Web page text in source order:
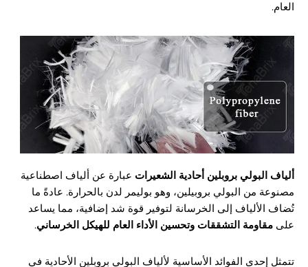
العام.
ألياف البولي بروبلين أحادية الشعيرات عبارة عن ألياف اصطناعية
مصنوعة من البولي بروبيلين، وهو بوليمر لدن بالحرارة. عادةً ما
تُضاف الألياف إلى الخرسانة لتوفير قوة شد إضافية، مما يساعد
على مقاومة التشققات وتحسين الأداء العام للهيكل الخرساني.
تتمثل إحدى الفوائد الأساسية لألياف البولي بروبلين الأحادية في